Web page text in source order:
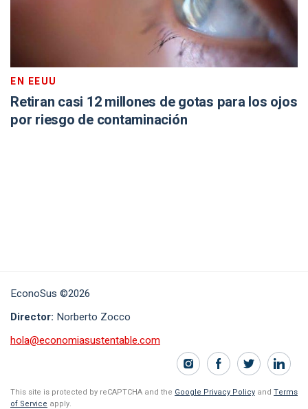
EN EEUU
Retiran casi 12 millones de gotas para los ojos
por riesgo de contaminación
EconoSus ©2026
Director: Norberto Zocco
hola@economiasustentable.com
This site is protected by reCAPTCHA and the Google Privacy Policy and Terms
of Service apply.